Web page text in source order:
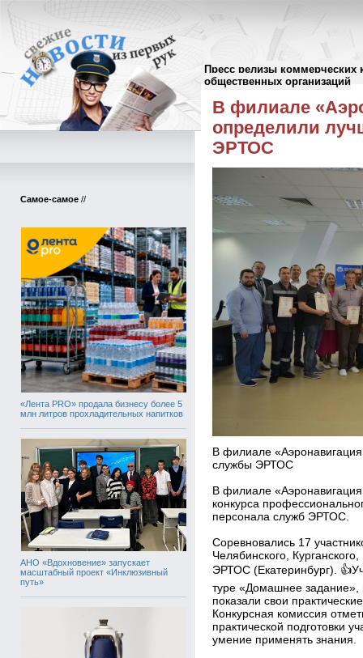
Пресс релизы коммерческих
общественных организаций
Самое-самое //
«Лента PRO» продала бизнесу более 5
млн литров прохладительных напитков
АНО «Вдохновение» запускает
масштабный проект «Инклюзивный
путь»
Пресс-релизы//
В филиале
определили
ЭРТОС
В филиале
службы ЭРТОС
В филиале
конкурса
персонала служб ЭРТОС.
Соревновались 17
Челябинского,
ЭРТОС (Екатеринбург).
туре «Домашнее задание»,
показали свои
Конкурсная комиссия
практической подготовки
умение применять знания.